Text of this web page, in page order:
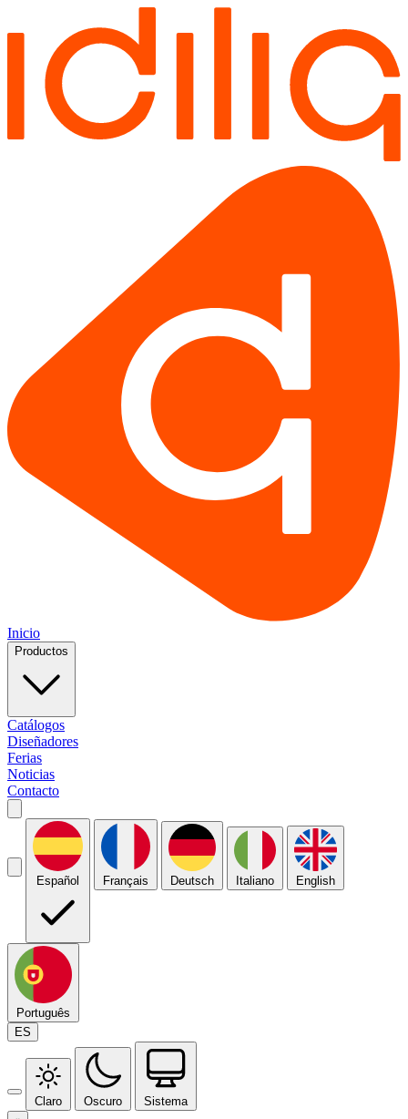
Inicio
Productos
Catálogos
Diseñadores
Ferias
Noticias
Contacto
Español Français Deutsch Italiano English
Português
ES
Claro Oscuro Sistema